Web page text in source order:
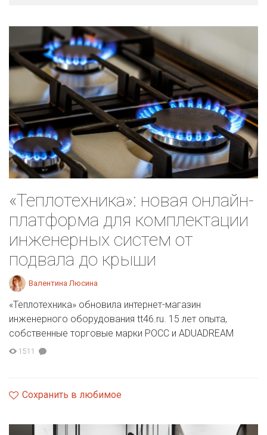
«Теплотехника»: новая онлайн-
платформа для комплектации
инженерных систем от
подвала до крыши
Валентина Люсина
«Теплотехника» обновила интернет-магазин
инженерного оборудования tt46.ru. 15 лет опыта,
собственные торговые марки РОСС и ADUADREAM
1511
Сохранить в любимое